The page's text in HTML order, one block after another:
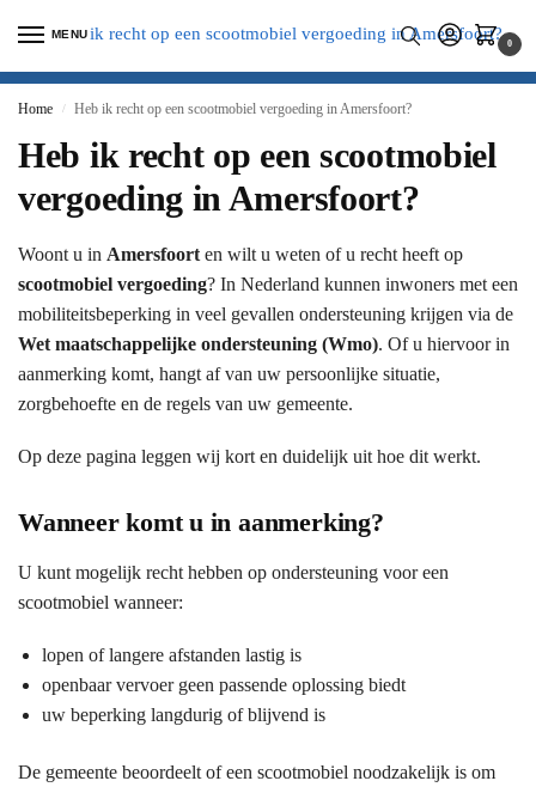
MENU
0
Home / Heb ik recht op een scootmobiel vergoeding in Amersfoort?
Heb ik recht op een scootmobiel
vergoeding in Amersfoort?
Woont u in Amersfoort en wilt u weten of u recht heeft op
scootmobiel vergoeding? In Nederland kunnen inwoners met een
mobiliteitsbeperking in veel gevallen ondersteuning krijgen via de
Wet maatschappelijke ondersteuning (Wmo). Of u hiervoor in
aanmerking komt, hangt af van uw persoonlijke situatie,
zorgbehoefte en de regels van uw gemeente.
Op deze pagina leggen wij kort en duidelijk uit hoe dit werkt.
Wanneer komt u in aanmerking?
U kunt mogelijk recht hebben op ondersteuning voor een
scootmobiel wanneer:
lopen of langere afstanden lastig is
openbaar vervoer geen passende oplossing biedt
uw beperking langdurig of blijvend is
De gemeente beoordeelt of een scootmobiel noodzakelijk is om